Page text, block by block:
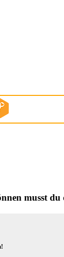
musst